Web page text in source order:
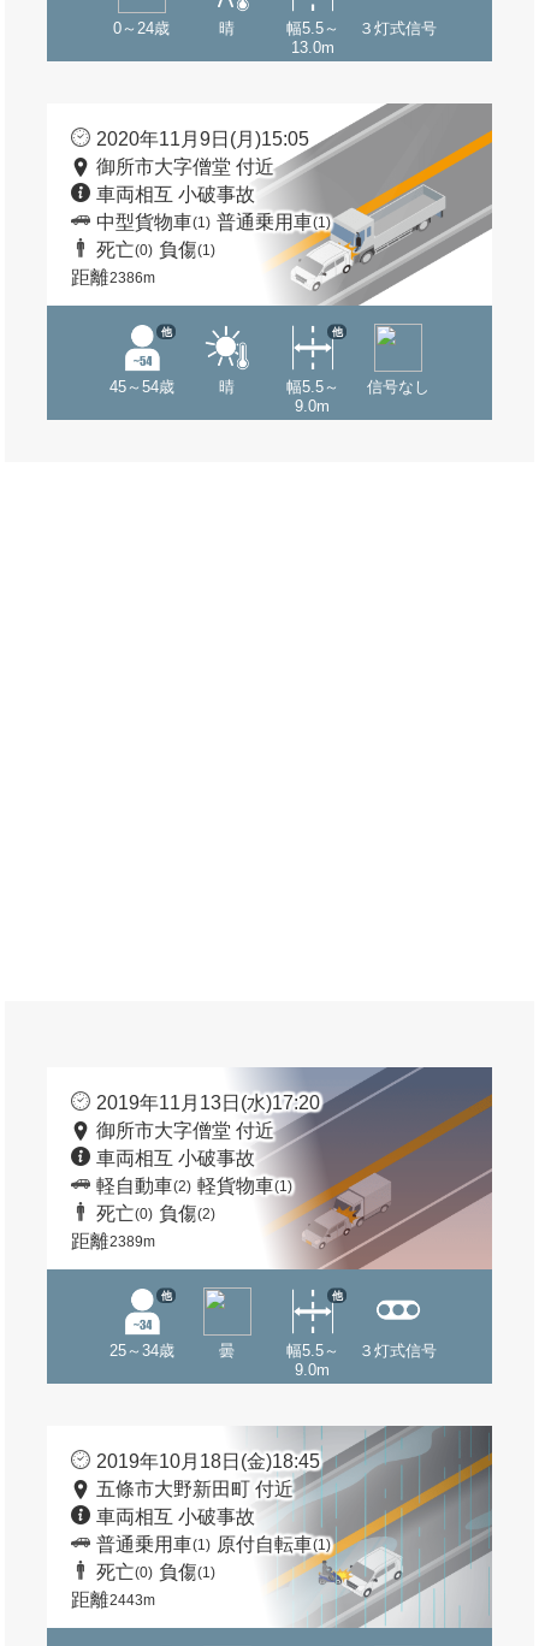
0～24歳 晴
幅5.5～
13.0m
３灯式信号
2020年11月9日(月)15:05
御所市大字僧堂 付近
車両相互 小破事故
中型貨物車(1) 普通乗用車(1)
死亡(0) 負傷(1)
距離2386m
45～54歳
他
晴
幅5.5～
9.0m
他
信号なし
2019年11月13日(水)17:20
御所市大字僧堂 付近
車両相互 小破事故
軽自動車(2) 軽貨物車(1)
死亡(0) 負傷(2)
距離2389m
25～34歳
他
曇
幅5.5～
9.0m
他
３灯式信号
2019年10月18日(金)18:45
五條市大野新田町 付近
車両相互 小破事故
普通乗用車(1) 原付自転車(1)
死亡(0) 負傷(1)
距離2443m